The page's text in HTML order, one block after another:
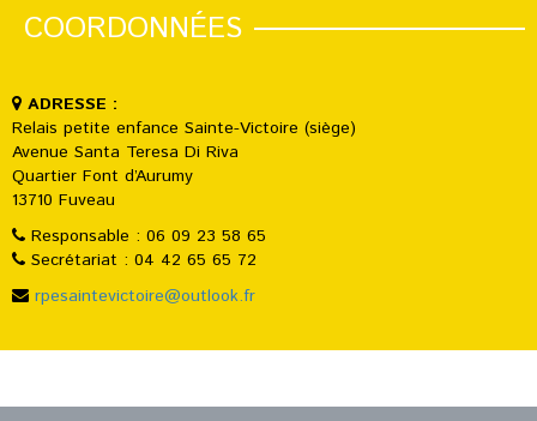
COORDONNÉES
ADRESSE :
Relais petite enfance Sainte-Victoire (siège)
Avenue Santa Teresa Di Riva
Quartier Font d’Aurumy
13710 Fuveau
Responsable : 06 09 23 58 65
Secrétariat : 04 42 65 65 72
rpesaintevictoire@outlook.fr